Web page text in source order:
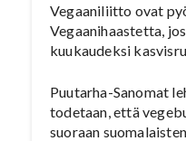
Vegaaniliitto ovat
Vegaanihaastetta,
kuukaudeksi
Puutarha-Sanomat
todetaan, että
suoraan